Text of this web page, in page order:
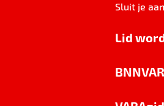
Sluit je aan
Lid